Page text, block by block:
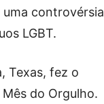
controvérsia
LGBT.
Texas, fez o
do Orgulho.